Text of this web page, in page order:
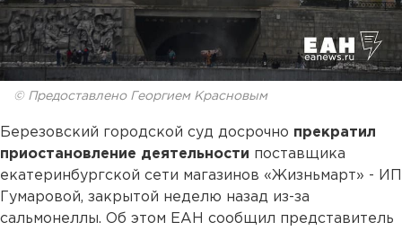
© Предоставлено Георгием Красновым
Березовский городской суд досрочно прекратил
приостановление деятельности поставщика
екатеринбургской сети магазинов «Жизньмарт» - ИП
Гумаровой, закрытой неделю назад из-за
сальмонеллы. Об этом ЕАН сообщил представитель